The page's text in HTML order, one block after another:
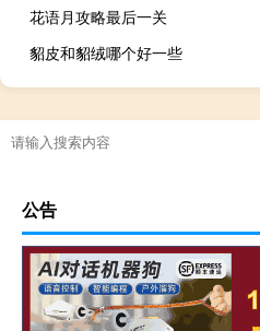
花语月攻略最后一关
貂皮和貂绒哪个好一些
公告